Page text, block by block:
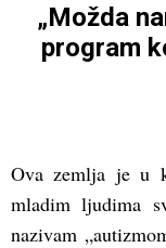
„Možda
program
Ova zemlja je u
mladim ljudima
nazivam